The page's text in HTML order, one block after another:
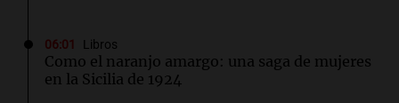
06:01 Libros
Como el naranjo amargo: una saga de mujeres
en la Sicilia de 1924